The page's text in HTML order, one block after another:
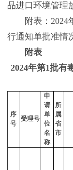
品进口环境管理
附表：2024年
行通知单批准情
附表
2024年第1批有